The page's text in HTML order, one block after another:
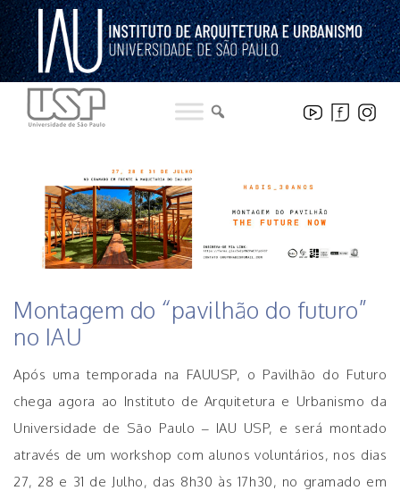
Pular
para
o
conteúdo
Montagem do “pavilhão do futuro”
no IAU
Após uma temporada na FAUUSP, o Pavilhão do Futuro
chega agora ao Instituto de Arquitetura e Urbanismo da
Universidade de São Paulo – IAU USP, e será montado
através de um workshop com alunos voluntários, nos dias
27, 28 e 31 de Julho, das 8h30 às 17h30, no gramado em